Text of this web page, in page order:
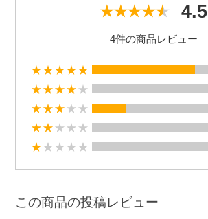
4.5
4件の商品レビュー
この商品の投稿レビュー